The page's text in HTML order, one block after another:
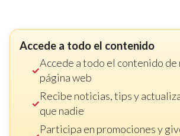
Accede a todo el contenido
Accede a todo el contenido de
página web
Recibe noticias, tips y
que nadie
Participa en promociones y